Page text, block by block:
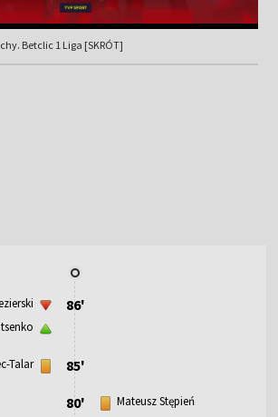
Betclic 1 Liga [SKRÓT]
86'
85'
Talar
80' Mateusz Stępień